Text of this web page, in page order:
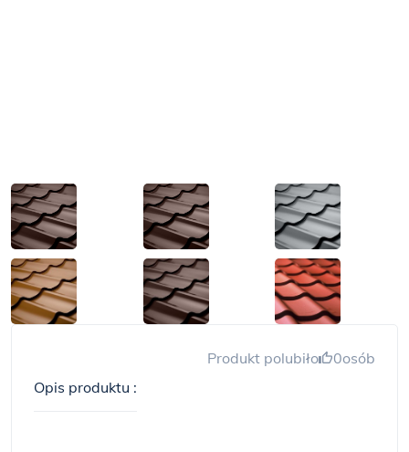
Produkt polubiło 0osób
Opis produktu :